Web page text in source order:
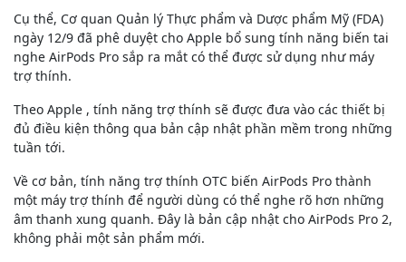
Cụ thể, Cơ quan Quản lý Thực phẩm và Dược phẩm Mỹ (FDA)
ngày 12/9 đã phê duyệt cho Apple bổ sung tính năng biến tai
nghe AirPods Pro sắp ra mắt có thể được sử dụng như máy
trợ thính.
Theo Apple , tính năng trợ thính sẽ được đưa vào các thiết bị
đủ điều kiện thông qua bản cập nhật phần mềm trong những
tuần tới.
Về cơ bản, tính năng trợ thính OTC biến AirPods Pro thành
một máy trợ thính để người dùng có thể nghe rõ hơn những
âm thanh xung quanh. Đây là bản cập nhật cho AirPods Pro 2,
không phải một sản phẩm mới.